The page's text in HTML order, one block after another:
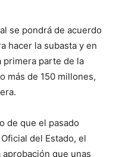
se pondrá de acuerdo
hacer la subasta y en
primera parte de la
más de 150 millones,
de que el pasado
del Estado, el
que unas